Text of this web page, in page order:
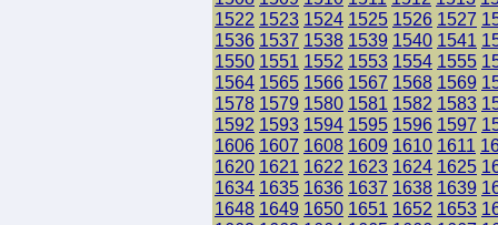
1522 1523 1524 1525 1526 1527
1536 1537 1538 1539 1540 1541
1550 1551 1552 1553 1554 1555
1564 1565 1566 1567 1568 1569
1578 1579 1580 1581 1582 1583
1592 1593 1594 1595 1596 1597
1606 1607 1608 1609 1610 1611
1620 1621 1622 1623 1624 1625
1634 1635 1636 1637 1638 1639
1648 1649 1650 1651 1652 1653